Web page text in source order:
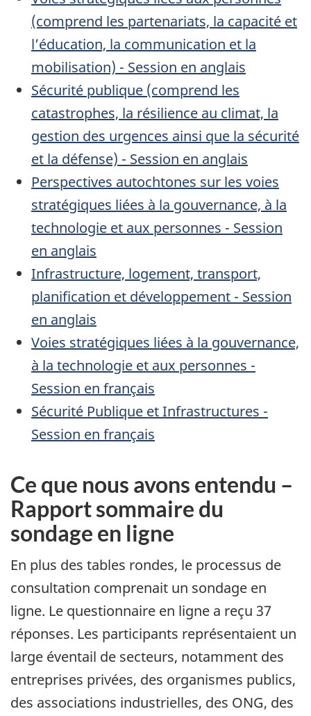
(comprend les partenariats, la capacité et
l’éducation, la communication et la
mobilisation) - Session en anglais
Sécurité publique (comprend les
catastrophes, la résilience au climat, la
gestion des urgences ainsi que la sécurité
et la défense) - Session en anglais
Perspectives autochtones sur les voies
stratégiques liées à la gouvernance, à la
technologie et aux personnes - Session
en anglais
Infrastructure, logement, transport,
planification et développement - Session
en anglais
Voies stratégiques liées à la gouvernance,
à la technologie et aux personnes -
Session en français
Sécurité Publique et Infrastructures -
Session en français
Ce que nous avons entendu –
Rapport sommaire du
sondage en ligne
En plus des tables rondes, le processus de
consultation comprenait un sondage en
ligne. Le questionnaire en ligne a reçu 37
réponses. Les participants représentaient un
large éventail de secteurs, notamment des
entreprises privées, des organismes publics,
des associations industrielles, des ONG, des